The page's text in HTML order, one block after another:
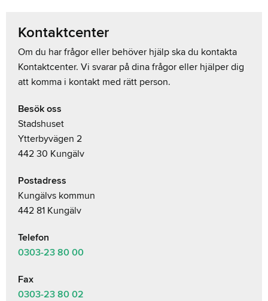
Kontaktcenter
Om du har frågor eller behöver hjälp ska du kontakta
Kontaktcenter. Vi svarar på dina frågor eller hjälper dig
att komma i kontakt med rätt person.
Besök oss
Stadshuset
Ytterbyvägen 2
442 30 Kungälv
Postadress
Kungälvs kommun
442 81 Kungälv
Telefon
0303-23 80 00
Fax
0303-23 80 02